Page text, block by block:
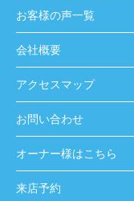
お客様の声一覧
会社概要
アクセスマップ
お問い合わせ
オーナー様はこちら
来店予約